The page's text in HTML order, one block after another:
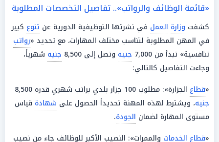
«قائمة الوظائف والرواتب».. تفاصيل التخصصات المطلوبة
كشفت وزارة العمل في نشرتها التوظيفية الدورية عن تنوع كبير
في المهن المطلوبة لتناسب مختلف المهارات، مع تحديد «رواتب
تنافسية» تبدأ من 7,000
جنيه وتصل إلى 8,500 جنيه شهرياً،
وجاءت التفاصيل كالتالي:
«قطاع الجزارة»: مطلوب 100 جزار بلدي براتب شهري قدره 8,500
جنيه، ويشترط لهذه المهنة تحديداً الحصول على شهادة قياس
مستوى المهارة لضمان الجودة.
«قطاع الخدمات والممرات»: النصيب الأكبر للوظائف جاء من نصيب